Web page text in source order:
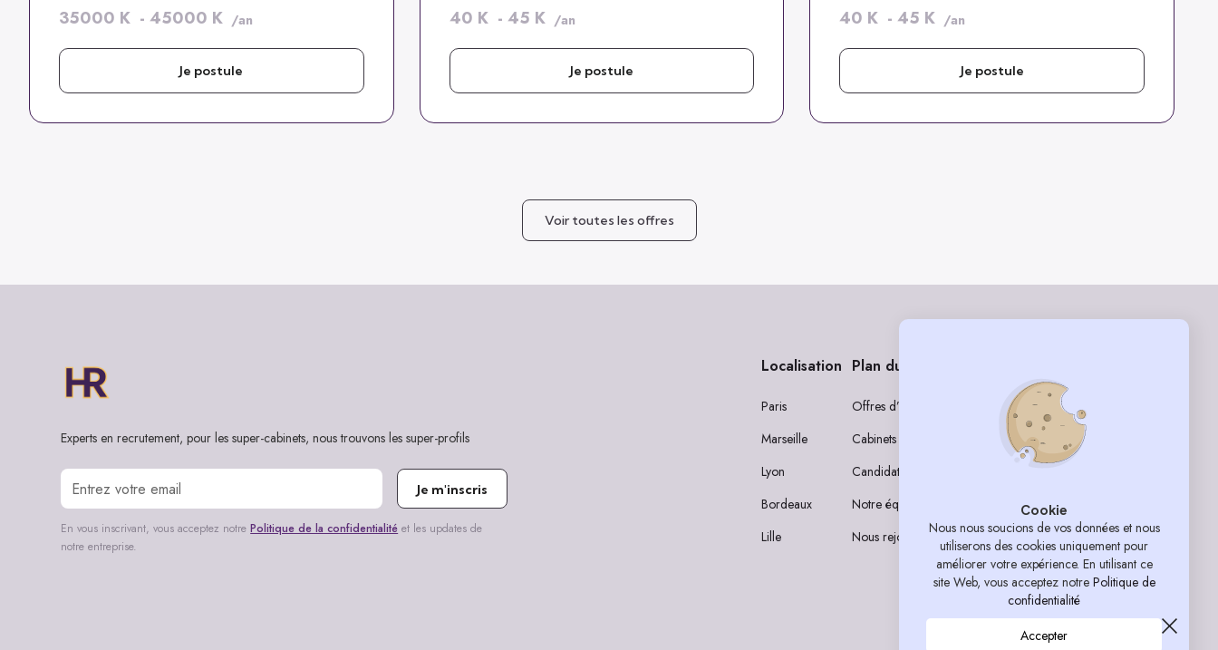
et l’évolution professionnelle.
35000 K - 45000 K /an
Je postule
40 K - 45 K /an
Je postule
40 K - 45 K /an
Je postule
Voir toutes les offres
Experts en recrutement, pour les super-cabinets, nous trouvons les super-profils
Je m'inscris
En vous inscrivant, vous acceptez notrePolitique de la confidentialité et les updates de
notre entreprise.
Localisation
Paris
Marseille
Lyon
Bordeaux
Lille
Plan du site
Offres d’emploi
Cabinets
Candidats
Notre équipe
Nous rejoindre
LinkedIn
Instagram
Cookie
Nous nous soucions de vos données et nous
utiliserons des cookies uniquement pour
améliorer votre expérience. En utilisant ce
site Web, vous acceptez notre Politique de
confidentialité
Accepter